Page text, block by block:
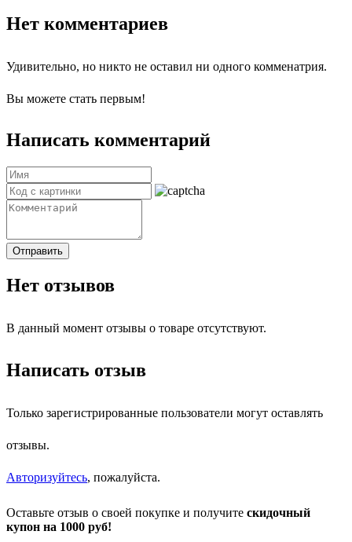
Нет комментариев
Удивительно, но никто не оставил ни одного комменатрия.
Вы можете стать первым!
Написать комментарий
Отправить
Нет отзывов
В данный момент отзывы о товаре отсутствуют.
Написать отзыв
Только зарегистрированные пользователи могут оставлять
отзывы.
Авторизуйтесь, пожалуйста.
Оставьте отзыв о своей покупке и получите скидочный
купон на 1000 руб!